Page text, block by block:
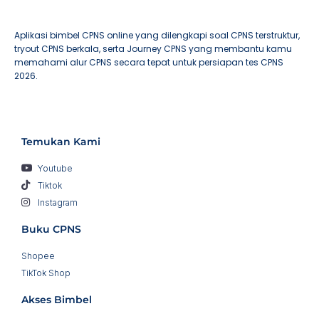
Aplikasi bimbel CPNS online yang dilengkapi soal CPNS terstruktur,
tryout CPNS berkala, serta Journey CPNS yang membantu kamu
memahami alur CPNS secara tepat untuk persiapan tes CPNS
2026.
Temukan Kami
Youtube
Tiktok
Instagram
Buku CPNS
Shopee
TikTok Shop
Akses Bimbel